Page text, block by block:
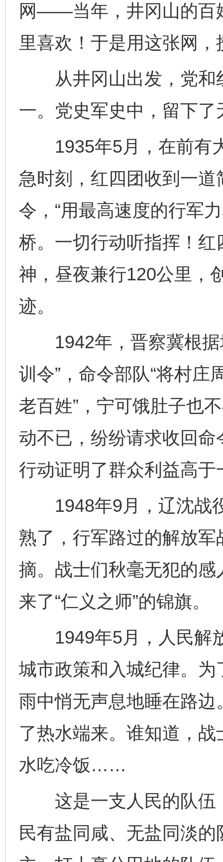
网——当年，井冈山的百
里喜欢！于是用这张网
从井冈山出发，党和
一。党史军史中，留下
1935年5月，在前有
急时刻，红四团收到一
令，“用最高速度的行军
桥。一切行动听指挥！红
神，昼夜兼行120公里，
迹。
1942年，晋察冀根据
训令”，命令部队“将村庄
老百姓”，宁可饿肚子也
动不已，纷纷请求收回
行动证明了群众利益高于
1948年9月，辽沈战
熟了，行军路过的解放
摘。战士们秋毫无犯的
来了“仁义之师”的锦旗。
1949年5月，人民解
城市政策和入城纪律。
雨中悄无声息地睡在路
了热水端来。谁知道，
水吃冷饭……
这是一支人民的队伍
民有盐同咸、无盐同淡